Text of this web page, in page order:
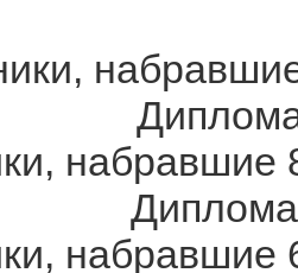
набравшие
набравшие